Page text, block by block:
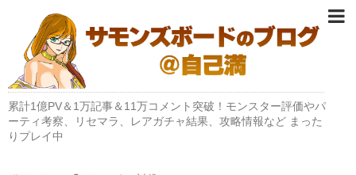
累計1億PV＆1万記事＆11万コメント突破！モンスター評価やパ
ーティ考察、リセマラ、レアガチャ結果、攻略情報など まった
りプレイ中